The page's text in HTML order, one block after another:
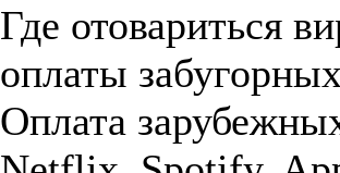
Где отовариться
оплаты
Оплата